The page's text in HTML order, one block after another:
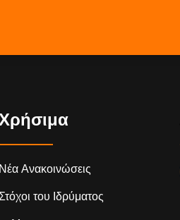
Χρήσιμα
Νέα Ανακοινώσεις
του Ιδρύματος